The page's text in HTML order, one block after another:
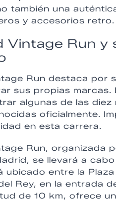
también una
y accesorios retro.
Vintage Run y
Run destaca por
sus propias
algunas de las
oficialmente.
en esta carrera.
Run, organizada
se llevará a
ubicado entre la
Rey, en la entrada
de 10 km, ofrece